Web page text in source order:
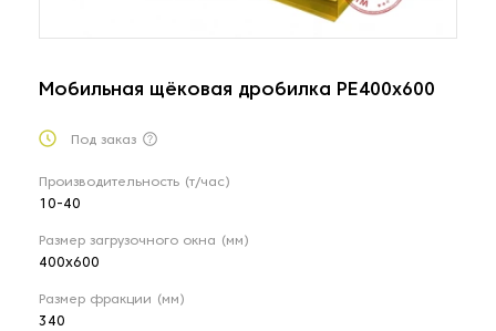
Мобильная щёковая дробилка РЕ400x600
Под заказ
Производительность (т/час)
10-40
Размер загрузочного окна (мм)
400x600
Размер фракции (мм)
340